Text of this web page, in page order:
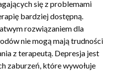
się z problemami
bardziej dostępną.
rozwiązaniem dla
nie mogą mają trudności
z terapeutą. Depresja jest
zaburzeń, które wywołuje